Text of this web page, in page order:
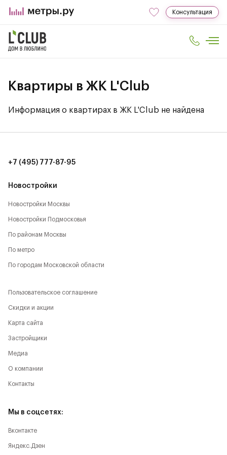
Консультация
Квартиры в ЖК L'Club
Информация о квартирах в ЖК L'Club не найдена
Новостройки
Новостройки Москвы
Новостройки Подмосковья
По районам Москвы
По метро
По городам Московской области
+7 (495) 777-87-95
Пользовательское соглашение
Скидки и акции
Карта сайта
Застройщики
Медиа
О компании
Контакты
Мы в соцсетях:
Вконтакте
Яндекс.Дзен